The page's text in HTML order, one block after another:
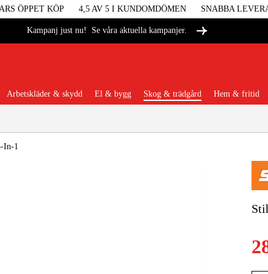
ÖPPET KÖP 4,5 AV 5 I KUNDOMDÖMEN SNABBA
Kampanj just nu! Se våra aktuella kampanjer.
Maskiner
Arbetskläder & skydd El & bygg Skog & trädgård Hem & fritid
In-1